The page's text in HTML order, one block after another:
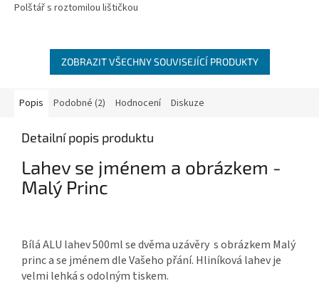
Polštář s roztomilou lištičkou
ZOBRAZIT VŠECHNY SOUVISEJÍCÍ PRODUKTY
Popis Podobné (2) Hodnocení Diskuze
Detailní popis produktu
Lahev se jménem a obrázkem -
Malý Princ
Bílá ALU lahev 500ml se dvěma uzávěry s obrázkem Malý
princ a se jménem dle Vašeho přání. Hliníková lahev je
velmi lehká s odolným tiskem.